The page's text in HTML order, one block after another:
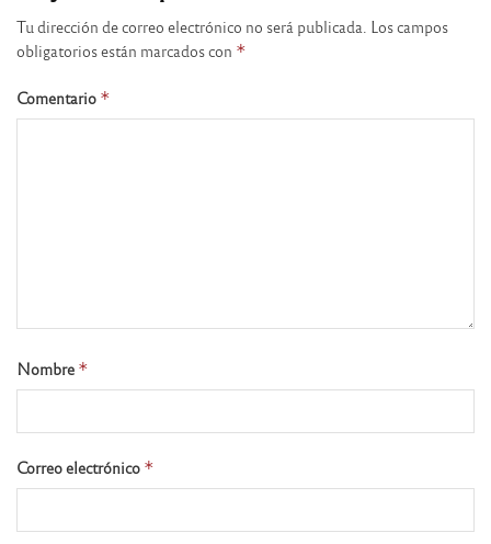
Tu dirección de correo electrónico no será publicada. Los campos
obligatorios están marcados con *
Comentario *
Nombre *
Correo electrónico *